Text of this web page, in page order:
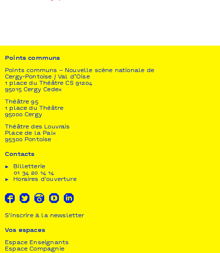
résidences de création Confluences / Paris.
Points communs
Points communs – Nouvelle scène nationale de
Cergy-Pontoise / Val d’Oise
1 place du Théâtre CS 91204
95015 Cergy Cedex
Théâtre 95
1 place du Théâtre
95000 Cergy
Théâtre des Louvrais
Place de la Paix
95300 Pontoise
Contacts
Billetterie
01 34 20 14 14
Horaires d'ouverture
S'inscrire à la newsletter
Vos espaces
Espace Enseignants
Espace Compagnie